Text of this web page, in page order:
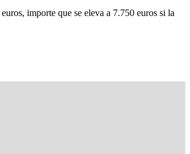
importe que se eleva a 7.750 euros si la